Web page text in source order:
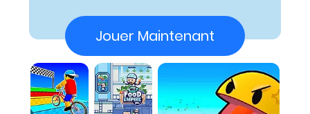
passant d'un petit cercle à un vortex
gigantesque en avalant des objets variés.
Arène Multicolore Compétitive:Plongez dans
un champ de bataille éclatant où des trous de
toutes les teintes luttent pour la suprématie
visuelle.
Jouer Maintenant